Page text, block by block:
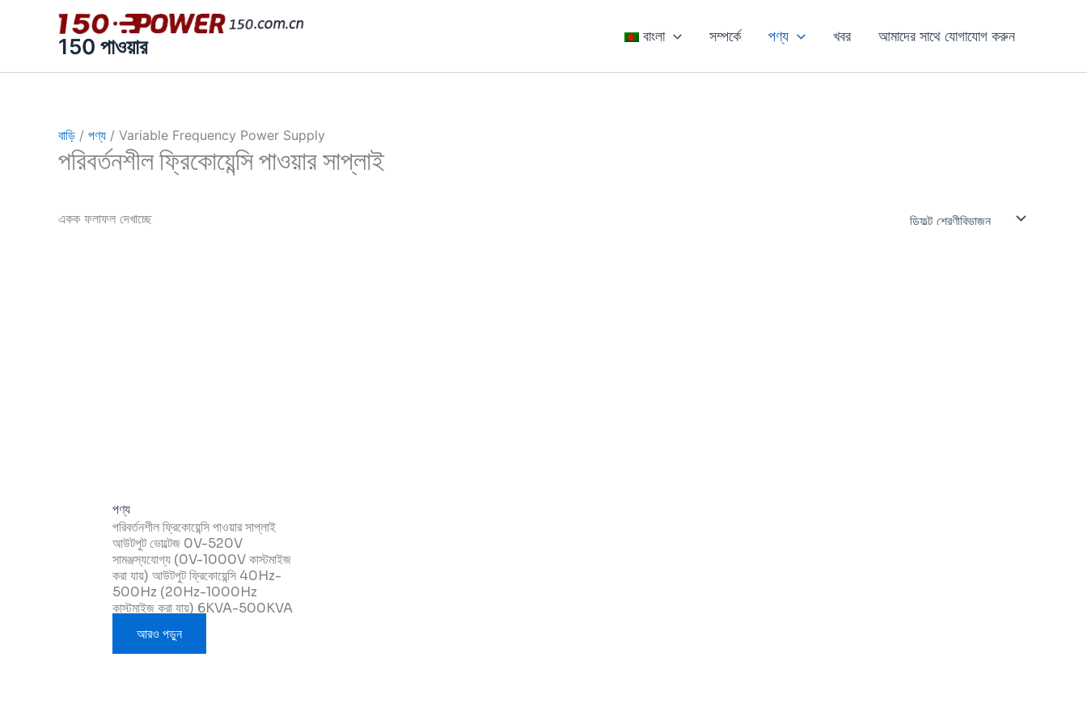
150 পাওয়ার বাংলা সম্পর্কে পণ্য খবর আমাদের সাথে যোগাযোগ করুন
বাড়ি / পণ্য / Variable Frequency Power Supply
পরিবর্তনশীল ফ্রিকোয়েন্সি পাওয়ার সাপ্লাই
একক ফলাফল দেখাচ্ছে
পণ্য
পরিবর্তনশীল ফ্রিকোয়েন্সি পাওয়ার সাপ্লাই
আউটপুট ভোল্টেজ 0V-520V
সামঞ্জস্যযোগ্য (0V-1000V কাস্টমাইজ
করা যায়) আউটপুট ফ্রিকোয়েন্সি 40Hz-
500Hz (20Hz-1000Hz
কাস্টমাইজ করা যায়) 6KVA-500KVA
আরও পড়ুন